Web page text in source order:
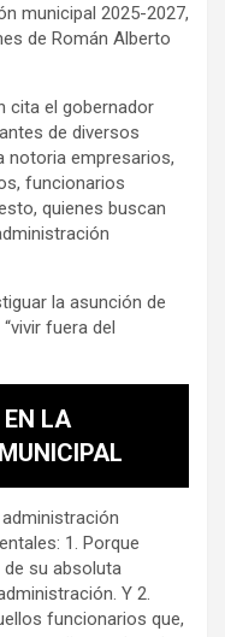
municipal 2025-2027,
de Román Alberto
cita el gobernador
de diversos
notoria empresarios,
funcionarios
quienes buscan
la asunción de
fuera del
LA
1. Porque
de su absoluta
Y 2.
funcionarios que,